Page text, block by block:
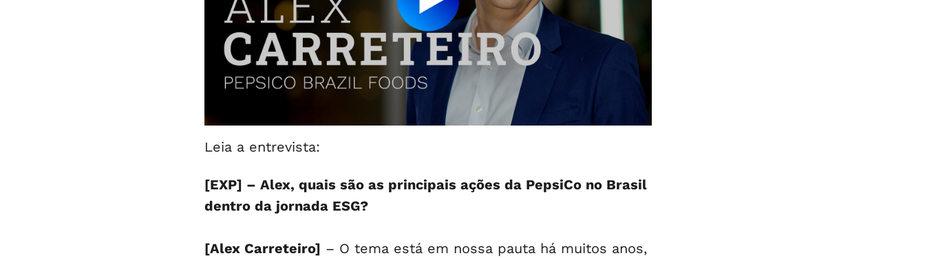
Leia a entrevista:
[EXP] – Alex, quais são as principais ações da PepsiCo no Brasil
dentro da jornada ESG?
[Alex Carreteiro] – O tema está em nossa pauta há muitos anos,